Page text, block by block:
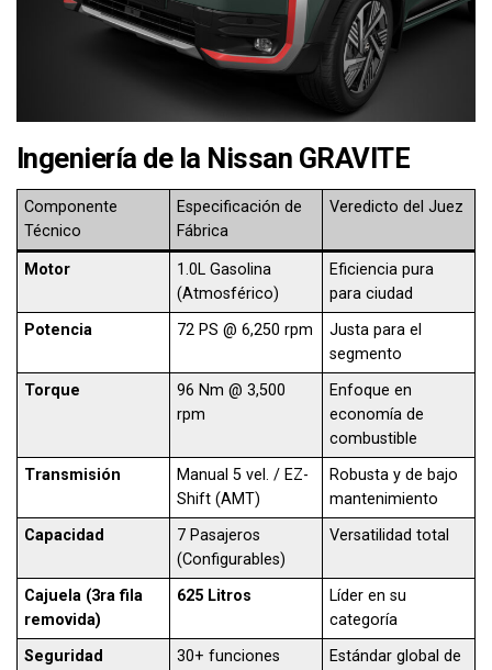
Ingeniería de la Nissan GRAVITE
Componente
Técnico
Especificación de
Fábrica
Veredicto del Juez
Motor
1.0L Gasolina
(Atmosférico)
Eficiencia pura
para ciudad
Potencia
72 PS @ 6,250 rpm
Justa para el
segmento
Torque
96 Nm @ 3,500
rpm
Enfoque en
economía de
combustible
Transmisión
Manual 5 vel. / EZ-
Shift (AMT)
Robusta y de bajo
mantenimiento
Capacidad
7 Pasajeros
(Configurables)
Versatilidad total
Cajuela (3ra fila
removida)
625 Litros
Líder en su
categoría
Seguridad
30+ funciones
Estándar global de